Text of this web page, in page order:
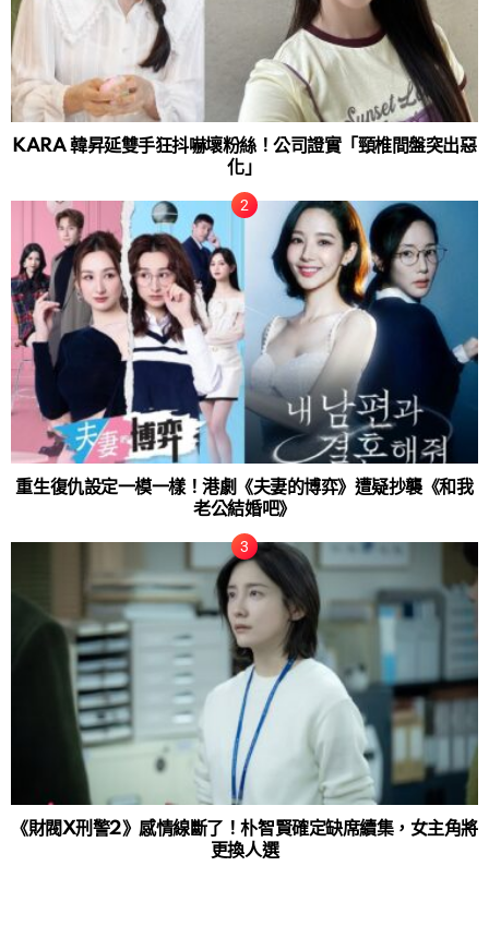
KARA 韓昇延雙手狂抖嚇壞粉絲！公司證實「頸椎間盤突出惡
化」
重生復仇設定一模一樣！港劇《夫妻的博弈》遭疑抄襲《和我
老公結婚吧》
《財閥X刑警2》感情線斷了！朴智賢確定缺席續集，女主角將
更換人選